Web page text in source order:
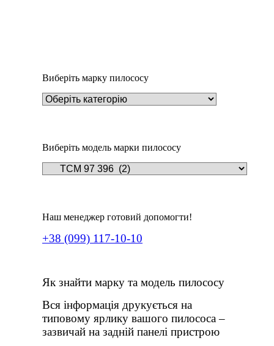
Виберіть марку пилососу
Виберіть модель марки пилососу
Наш менеджер готовий допомогти!
+38 (099) 117-10-10
Як знайти марку та модель пилососу
Вся інформація друкується на
типовому ярлику вашого пилососа –
зазвичай на задній панелі пристрою